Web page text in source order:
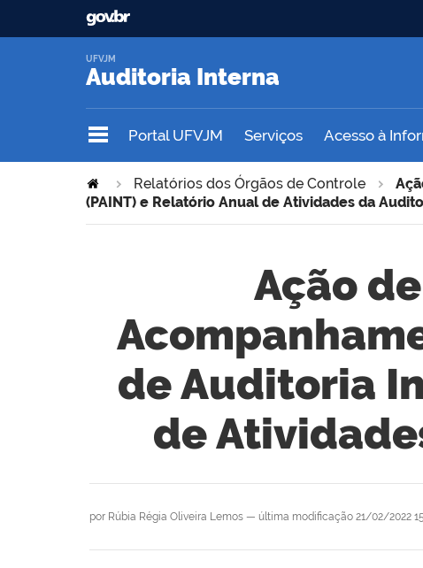
Auditoria Interna
UFVJM
Portal UFVJM Serviços Acesso à
Relatórios dos Órgãos de Controle
(PAINT) e Relatório Anual de Atividades da
Ação
de Auditoria
de
por Rúbia Régia Oliveira Lemos — última modificação 21/02/2022